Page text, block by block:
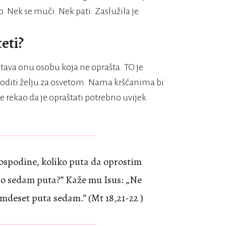
Nek se muči. Nek pati. Zaslužila je.
onu osobu koja ne oprašta. TO je
želju za osvetom. Nama kršćanima bi
rekao da je opraštati potrebno uvijek
koliko puta da oprostim
sedam puta?” Kaže mu Isus: „Ne
puta sedam.” (Mt 18,21-22 )